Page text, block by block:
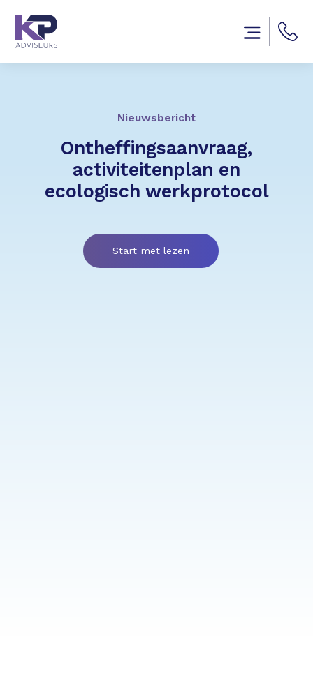
Nieuwsbericht
Ontheffingsaanvraag,
activiteitenplan en
ecologisch werkprotocol
Start met lezen